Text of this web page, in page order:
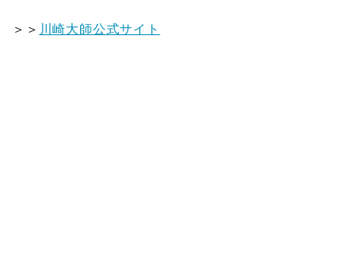
＞＞ 川崎大師公式サイト